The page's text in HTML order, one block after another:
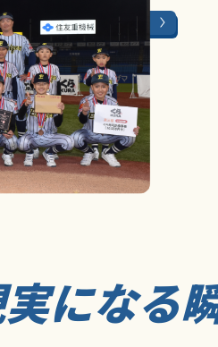
大会ページはこちら
になる